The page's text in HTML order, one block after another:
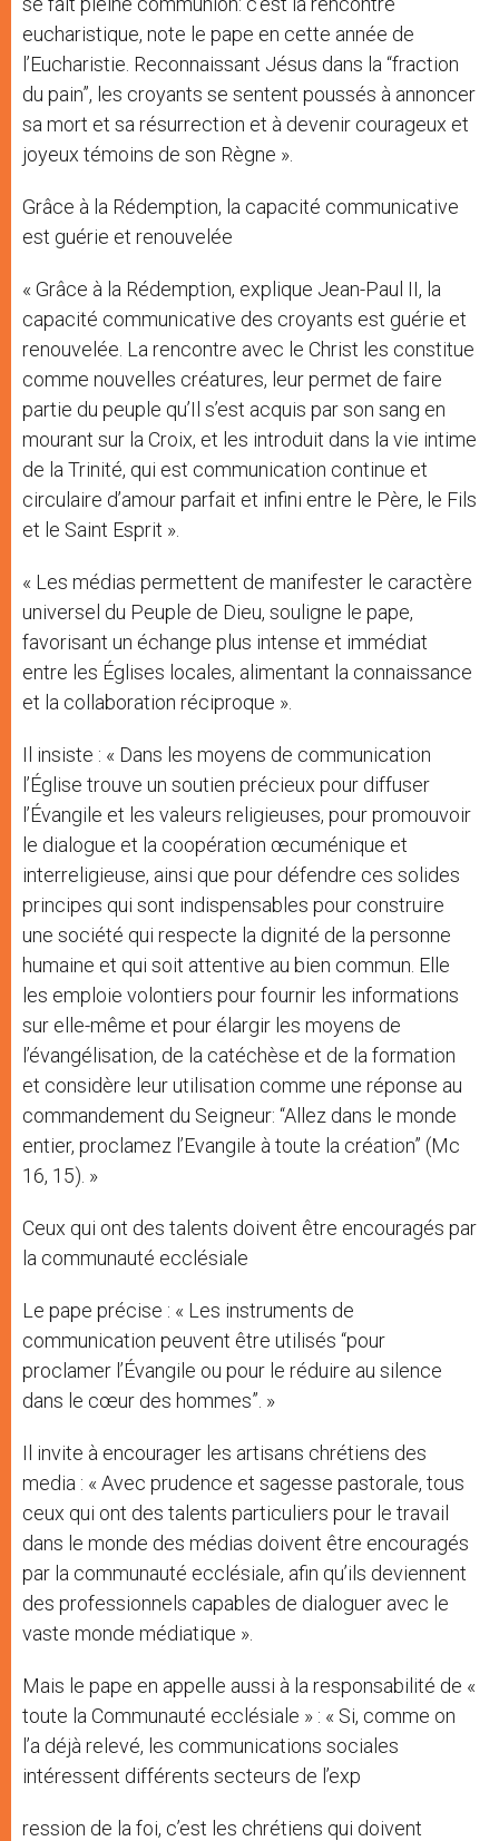
eucharistique, note le pape en cette année de
l’Eucharistie. Reconnaissant Jésus dans la “fraction
du pain”, les croyants se sentent poussés à annoncer
sa mort et sa résurrection et à devenir courageux et
joyeux témoins de son Règne ».
Grâce à la Rédemption, la capacité communicative
est guérie et renouvelée
« Grâce à la Rédemption, explique Jean-Paul II, la
capacité communicative des croyants est guérie et
renouvelée. La rencontre avec le Christ les constitue
comme nouvelles créatures, leur permet de faire
partie du peuple qu’Il s’est acquis par son sang en
mourant sur la Croix, et les introduit dans la vie intime
de la Trinité, qui est communication continue et
circulaire d’amour parfait et infini entre le Père, le Fils
et le Saint Esprit ».
« Les médias permettent de manifester le caractère
universel du Peuple de Dieu, souligne le pape,
favorisant un échange plus intense et immédiat
entre les Églises locales, alimentant la connaissance
et la collaboration réciproque ».
Il insiste : « Dans les moyens de communication
l’Église trouve un soutien précieux pour diffuser
l’Évangile et les valeurs religieuses, pour promouvoir
le dialogue et la coopération œcuménique et
interreligieuse, ainsi que pour défendre ces solides
principes qui sont indispensables pour construire
une société qui respecte la dignité de la personne
humaine et qui soit attentive au bien commun. Elle
les emploie volontiers pour fournir les informations
sur elle-même et pour élargir les moyens de
l’évangélisation, de la catéchèse et de la formation
et considère leur utilisation comme une réponse au
commandement du Seigneur: “Allez dans le monde
entier, proclamez l’Evangile à toute la création” (Mc
16, 15). »
Ceux qui ont des talents doivent être encouragés par
la communauté ecclésiale
Le pape précise : « Les instruments de
communication peuvent être utilisés “pour
proclamer l’Évangile ou pour le réduire au silence
dans le cœur des hommes”. »
Il invite à encourager les artisans chrétiens des
media : « Avec prudence et sagesse pastorale, tous
ceux qui ont des talents particuliers pour le travail
dans le monde des médias doivent être encouragés
par la communauté ecclésiale, afin qu’ils deviennent
des professionnels capables de dialoguer avec le
vaste monde médiatique ».
Mais le pape en appelle aussi à la responsabilité de «
toute la Communauté ecclésiale » : « Si, comme on
l’a déjà relevé, les communications sociales
intéressent différents secteurs de l’exp
ression de la foi, c’est les chrétiens qui doivent